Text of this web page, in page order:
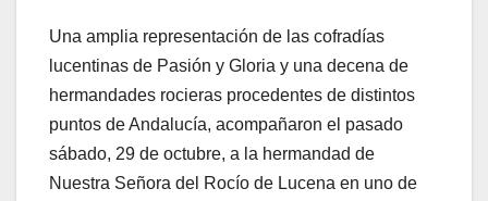
Una amplia representación de las cofradías
lucentinas de Pasión y Gloria y una decena de
hermandades rocieras procedentes de distintos
puntos de Andalucía, acompañaron el pasado
sábado, 29 de octubre, a la hermandad de
Nuestra Señora del Rocío de Lucena en uno de